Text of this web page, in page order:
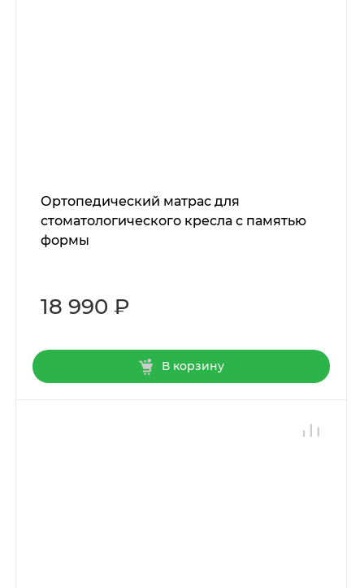
Ортопедический матрас для
стоматологического кресла с памятью
формы
18 990 ₽
В корзину